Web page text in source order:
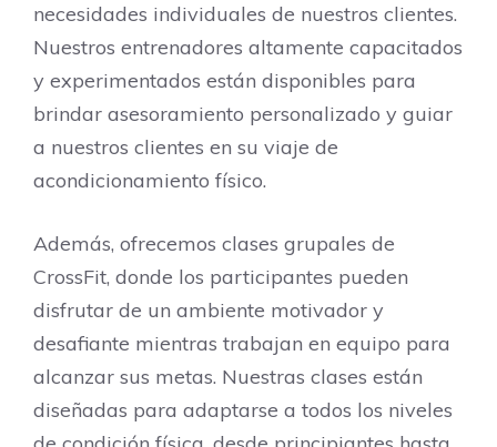
necesidades individuales de nuestros clientes.
Nuestros entrenadores altamente capacitados
y experimentados están disponibles para
brindar asesoramiento personalizado y guiar
a nuestros clientes en su viaje de
acondicionamiento físico.
Además, ofrecemos clases grupales de
CrossFit, donde los participantes pueden
disfrutar de un ambiente motivador y
desafiante mientras trabajan en equipo para
alcanzar sus metas. Nuestras clases están
diseñadas para adaptarse a todos los niveles